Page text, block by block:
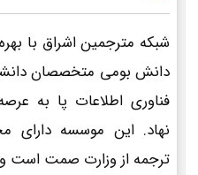
شبکه مترجمین اشراق با
دانش بومی متخصصان
فناوری اطلاعات پا به
نهاد. این موسسه دارای
ترجمه از وزارت صمت است و